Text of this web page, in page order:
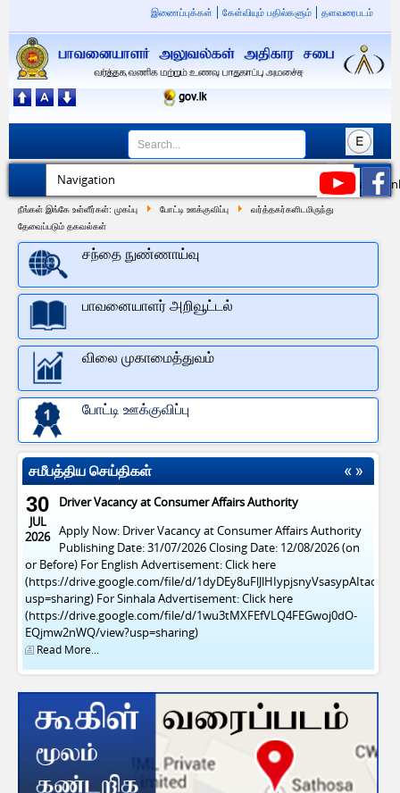
இணைப்புக்கள் கேள்வியும் பதில்களும் தளவரைபடம்
நீங்கள் இங்கே உள்ளீர்கள்: முகப்பு போட்டி ஊக்குவிப்பு
வர்த்தகர்களிடமிருந்து
தேவைப்படும் தகவல்கள்
சந்தை நுண்ணாய்வு
பாவனையாளர் அறிவூட்டல்
விலை முகாமைத்துவம்
போட்டி ஊக்குவிப்பு
சமீபத்திய செய்திகள்
30
JUL
2026
Driver Vacancy at Consumer Affairs Authority
Apply Now: Driver Vacancy at Consumer Affairs Authority
Publishing Date: 31/07/2026 Closing Date: 12/08/2026 (on
or Before) For English Advertisement: Click here
(https://drive.google.com/file/d/1dyDEy8uFlJlHIypjsnyVsasypAItacFl/
usp=sharing) For Sinhala Advertisement: Click here
(https://drive.google.com/file/d/1wu3tMXFEfVLQ4FEGwoj0dO-
EQjmw2nWQ/view?usp=sharing)
Read More...